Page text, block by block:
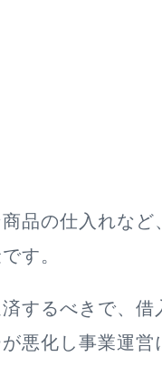
品の仕入れなど
す。
するべきで、借
悪化し事業運営